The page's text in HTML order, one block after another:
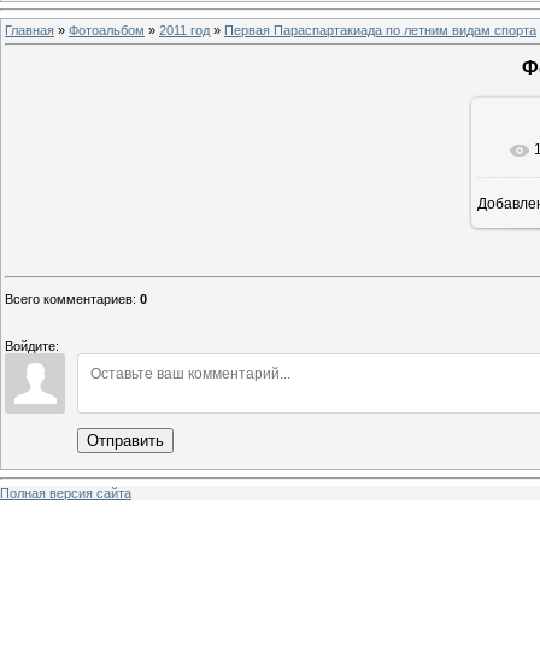
Главная » Фотоальбом » 2011 год » Первая Параспартакиада по летним видам спорта
Всего комментариев: 0
Войдите:
Отправить
Полная версия сайта